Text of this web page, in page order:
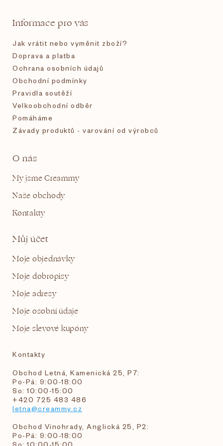
Informace pro vás
Jak vrátit nebo vyměnit zboží?
Doprava a platba
Ochrana osobních údajů
Obchodní podmínky
Pravidla soutěží
Velkoobchodní odběr
Pomáháme
Závady produktů - varování od výrobců
O nás
My jsme Creammy
Naše obchody
Kontakty
Můj účet
Moje objednávky
Moje dobropisy
Moje adresy
Moje osobní údaje
Moje slevové kupóny
Kontakty
Obchod Letná, Kamenická 25, P7:
Po-Pá: 9:00-18:00
So: 10:00-15:00
+420 725 483 486
letna@creammy.cz
Obchod Vinohrady, Anglická 25, P2:
Po-Pá: 9:00-18:00